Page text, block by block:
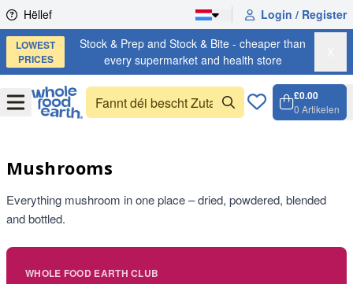
Skip to content
Hëllef Login / Register
LOWEST
PRICES
Stock & Prep and Stock & Bite - cheaper than
every supermarket and health store
OpenMenu
£0.00
0 Artikelen
Mushrooms
Everything mushroom in one place – dried, powdered, blended
and bottled.
WHOLE FOOD EARTH CLUB